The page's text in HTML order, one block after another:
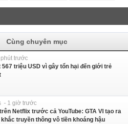
Cùng chuyên mục
trước
567 triệu USD vì gây tổn hại đến giới trẻ
- 1 giờ trước
Netflix trước cả YouTube: GTA VI tạo ra
truyền thông vô tiền khoáng hậu